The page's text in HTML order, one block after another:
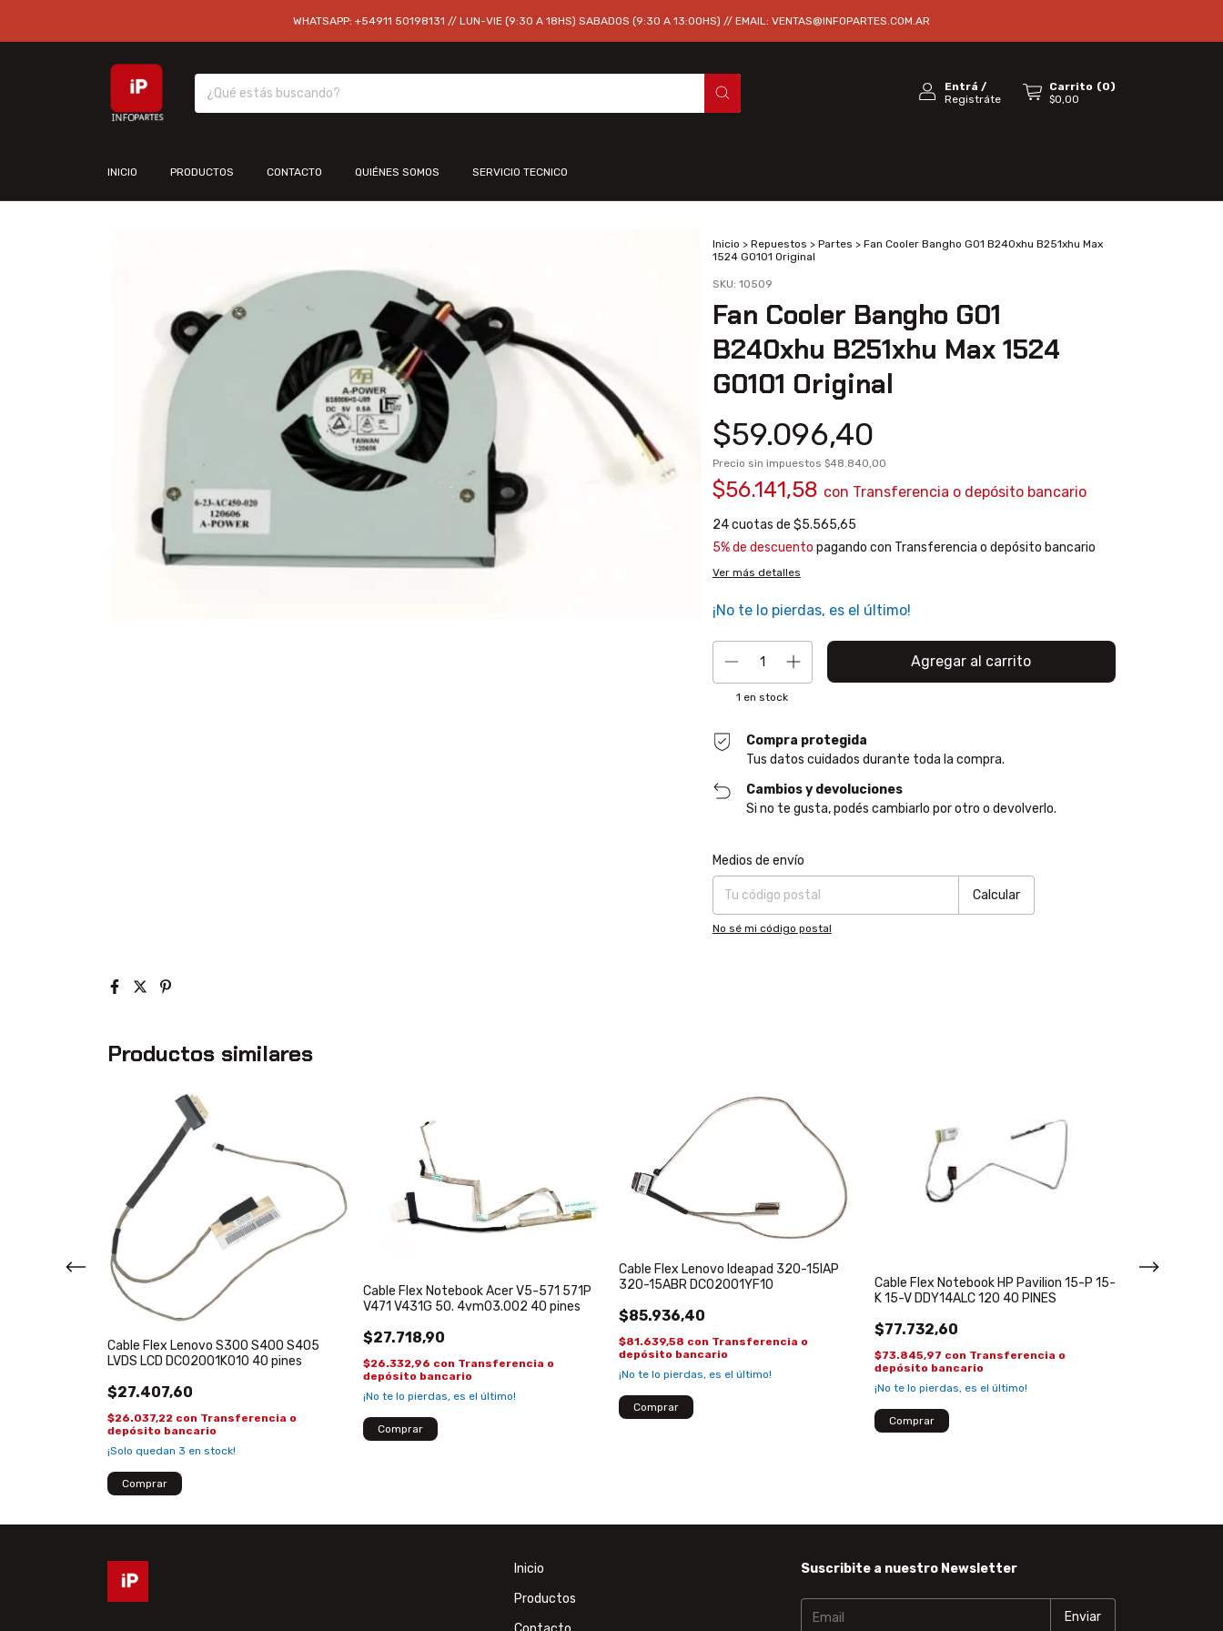
WHATSAPP: +54911 50198131 // LUN-VIE (9:30 A 18HS) SABADOS (9:30 A 13:00HS) // EMAIL: VENTAS@INFOPARTES.COM.AR
Entrá /
Registráte
Carrito (0)
$0,00
INICIO PRODUCTOS CONTACTO QUIÉNES SOMOS SERVICIO TECNICO
Inicio > Repuestos > Partes > Fan Cooler Bangho G01 B240xhu B251xhu Max
1524 G0101 Original
SKU: 10509
Fan Cooler Bangho G01
B240xhu B251xhu Max 1524
G0101 Original
$59.096,40
Precio sin impuestos $48.840,00
$56.141,58 con Transferencia o depósito bancario
24cuotas de $5.565,65
5% de descuento pagando con Transferencia o depósito bancario
Ver más detalles
¡No te lo pierdas, es el último!
1 en stock
Compra protegida
Tus datos cuidados durante toda la compra.
Cambios y devoluciones
Si no te gusta, podés cambiarlo por otro o devolverlo.
Entregas para el CP:
Medios de envío
Calcular
No sé mi código postal
Productos similares
C500 C535
Cable Flex Lenovo S300 S400 S405
LVDS LCD DC02001K010 40 pines
$27.407,60
$26.037,22 con Transferencia o
depósito bancario
¡Solo quedan 3 en stock!
Cable Flex Notebook Acer V5-571 571P
V471 V431G 50. 4vm03.002 40 pines
$27.718,90
$26.332,96 con Transferencia o
depósito bancario
¡No te lo pierdas, es el último!
Cable Flex Lenovo Ideapad 320-15IAP
320-15ABR DC02001YF10
$85.936,40
$81.639,58 con Transferencia o
depósito bancario
¡No te lo pierdas, es el último!
Cable Flex Notebook HP Pavilion 15-P 15-
K 15-V DDY14ALC 120 40 PINES
$77.732,60
$73.845,97 con Transferencia o
depósito bancario
¡No te lo pierdas, es el último!
X355 G5 G6
Inicio
Productos
Suscribite a nuestro Newsletter